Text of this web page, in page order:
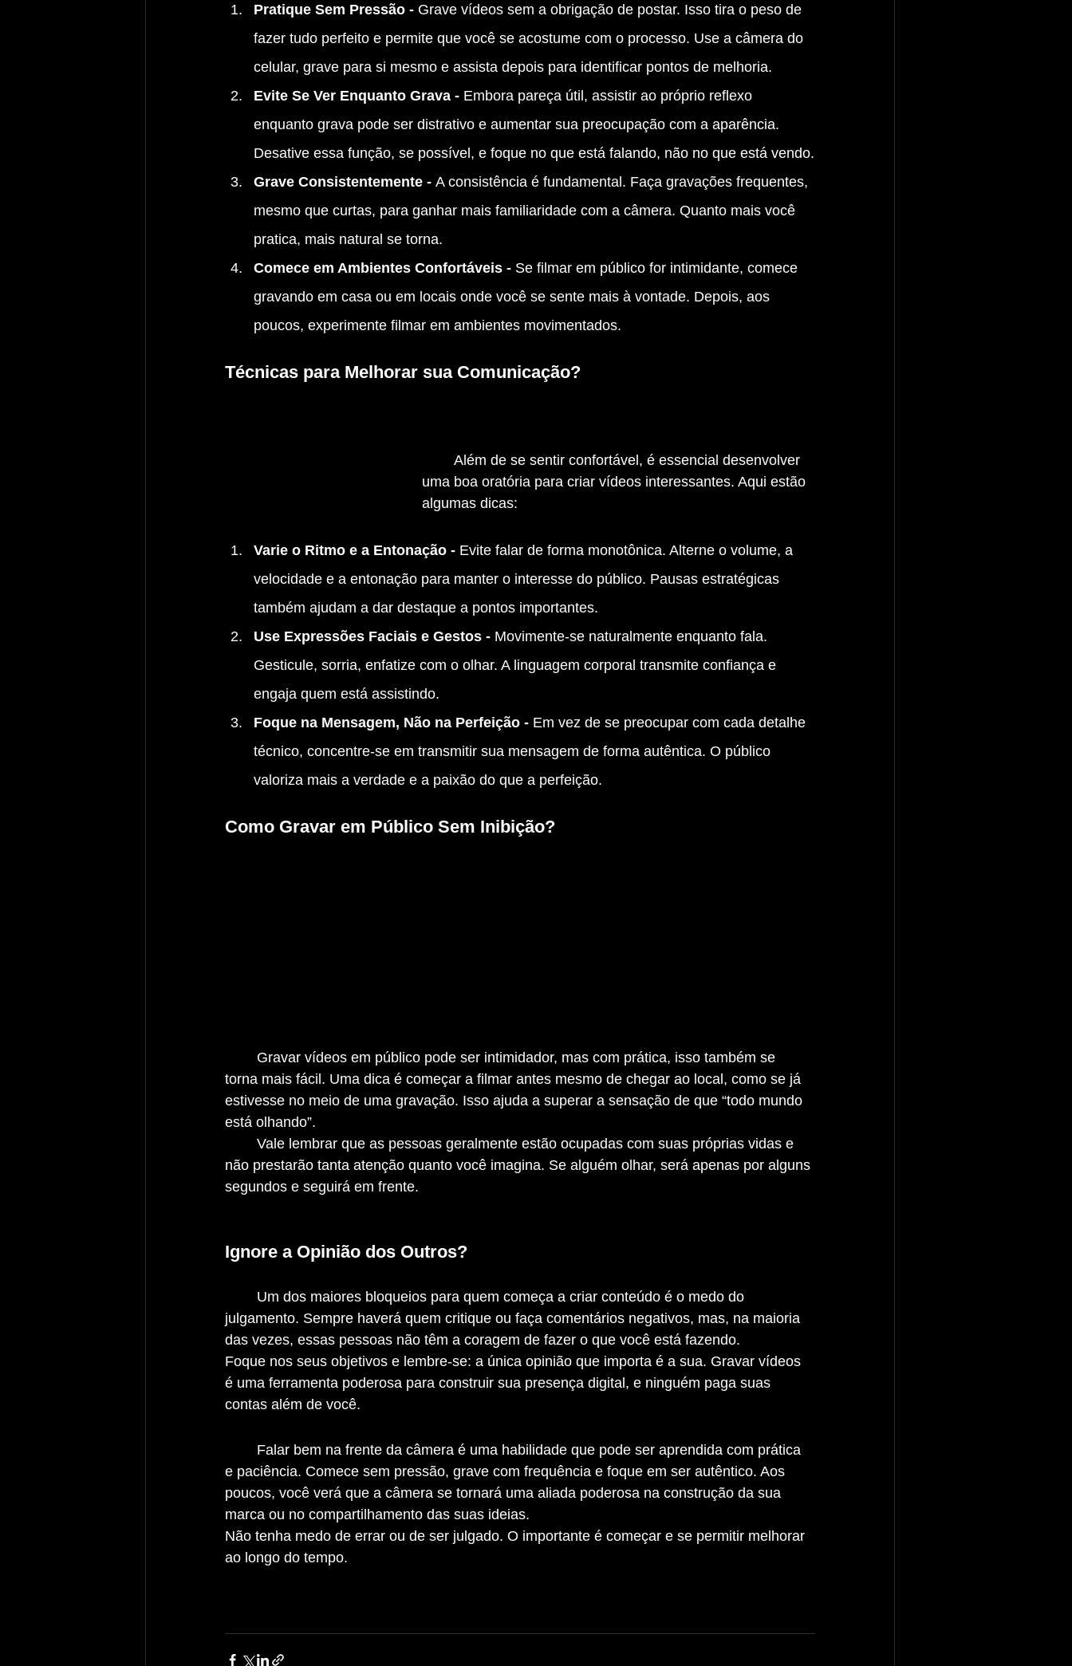
Pratique Sem Pressão - Grave vídeos sem a obrigação de postar. Isso tira o peso de
fazer tudo perfeito e permite que você se acostume com o processo. Use a câmera do
celular, grave para si mesmo e assista depois para identificar pontos de melhoria.
Evite Se Ver Enquanto Grava - Embora pareça útil, assistir ao próprio reflexo
enquanto grava pode ser distrativo e aumentar sua preocupação com a aparência.
Desative essa função, se possível, e foque no que está falando, não no que está vendo.
Grave Consistentemente - A consistência é fundamental. Faça gravações frequentes,
mesmo que curtas, para ganhar mais familiaridade com a câmera. Quanto mais você
pratica, mais natural se torna.
Comece em Ambientes Confortáveis - Se filmar em público for intimidante, comece
gravando em casa ou em locais onde você se sente mais à vontade. Depois, aos
poucos, experimente filmar em ambientes movimentados.
Técnicas para Melhorar sua Comunicação?
uma boa oratória para criar vídeos interessantes. Aqui estão
algumas dicas:
Varie o Ritmo e a Entonação - Evite falar de forma monotônica. Alterne o volume, a
velocidade e a entonação para manter o interesse do público. Pausas estratégicas
também ajudam a dar destaque a pontos importantes.
Use Expressões Faciais e Gestos - Movimente-se naturalmente enquanto fala.
Gesticule, sorria, enfatize com o olhar. A linguagem corporal transmite confiança e
engaja quem está assistindo.
Foque na Mensagem, Não na Perfeição - Em vez de se preocupar com cada detalhe
técnico, concentre-se em transmitir sua mensagem de forma autêntica. O público
valoriza mais a verdade e a paixão do que a perfeição.
Como Gravar em Público Sem Inibição?
torna mais fácil. Uma dica é começar a filmar antes mesmo de chegar ao local, como se já
estivesse no meio de uma gravação. Isso ajuda a superar a sensação de que “todo mundo
está olhando”.
não prestarão tanta atenção quanto você imagina. Se alguém olhar, será apenas por alguns
segundos e seguirá em frente.
Ignore a Opinião dos Outros?
julgamento. Sempre haverá quem critique ou faça comentários negativos, mas, na maioria
das vezes, essas pessoas não têm a coragem de fazer o que você está fazendo.
Foque nos seus objetivos e lembre-se: a única opinião que importa é a sua. Gravar vídeos
é uma ferramenta poderosa para construir sua presença digital, e ninguém paga suas
contas além de você.
e paciência. Comece sem pressão, grave com frequência e foque em ser autêntico. Aos
poucos, você verá que a câmera se tornará uma aliada poderosa na construção da sua
marca ou no compartilhamento das suas ideias.
Não tenha medo de errar ou de ser julgado. O importante é começar e se permitir melhorar
ao longo do tempo.